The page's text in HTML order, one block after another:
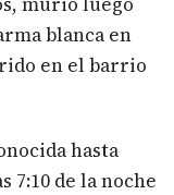
blanca en
en el barrio
hasta
7:10 de la noche